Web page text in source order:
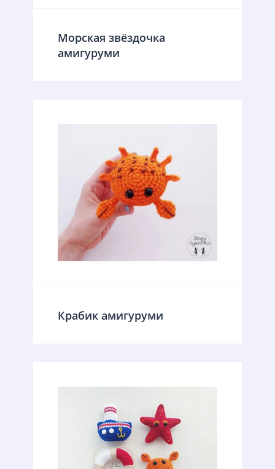
Морская звёздочка
амигуруми
Крабик амигуруми